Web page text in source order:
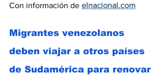
Con información de elnacional.com
Migrantes venezolanos
deben viajar a otros países
de Sudamérica para renovar